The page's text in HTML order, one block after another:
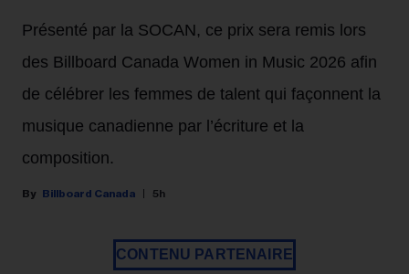
Présenté par la SOCAN, ce prix sera remis lors
des Billboard Canada Women in Music 2026 afin
de célébrer les femmes de talent qui façonnent la
musique canadienne par l’écriture et la
composition.
Billboard Canada 5h
CONTENU PARTENAIRE